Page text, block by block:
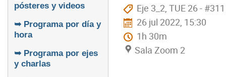
pósteres y videos
➥ Programa por día y
hora
➥ Programa por ejes
y charlas
Eje 3_2, TUE 26 - #311
26 jul 2022, 15:30
1h 30m
Sala Zoom 2